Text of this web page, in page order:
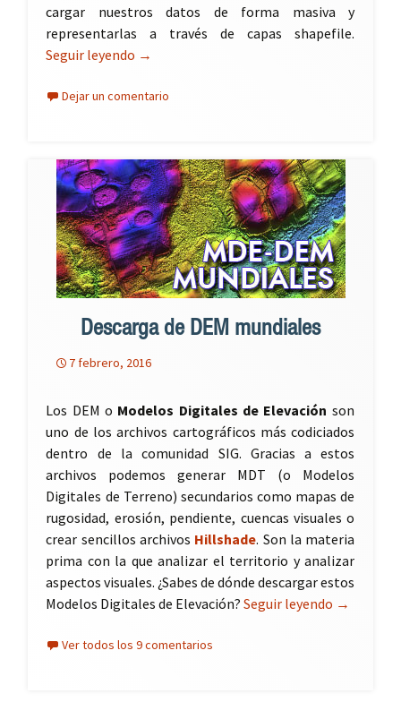
cargar nuestros datos de forma masiva y
representarlas a través de capas shapefile.
Seguir leyendo Carga masiva de coordenadas en ArcMap
→
Dejar un comentario
Descarga de DEM mundiales
7 febrero, 2016
Los DEM o Modelos Digitales de Elevación son
uno de los archivos cartográficos más codiciados
dentro de la comunidad SIG. Gracias a estos
archivos podemos generar MDT (o Modelos
Digitales de Terreno) secundarios como mapas de
rugosidad, erosión, pendiente, cuencas visuales o
crear sencillos archivos Hillshade. Son la materia
prima con la que analizar el territorio y analizar
aspectos visuales. ¿Sabes de dónde descargar estos
Modelos Digitales de Elevación?Seguir leyendo Descarga
→
Ver todos los 9 comentarios